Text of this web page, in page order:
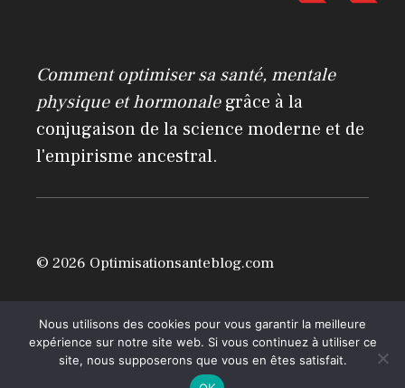
Comment optimiser sa santé, mentale
physique et hormonalegrâce à la
conjugaison de la science moderne et de
l'empirisme ancestral.
© 2026 Optimisationsanteblog.com
Nous utilisons des cookies pour vous garantir la meilleure
expérience sur notre site web. Si vous continuez à utiliser ce
site, nous supposerons que vous en êtes satisfait.